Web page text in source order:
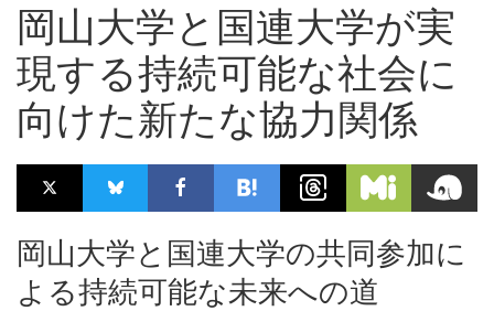
岡山大学と国連大学が実
現する持続可能な社会に
向けた新たな協力関係
岡山大学と国連大学の共同参加に
よる持続可能な未来への道